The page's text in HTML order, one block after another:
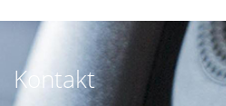
Kontakt